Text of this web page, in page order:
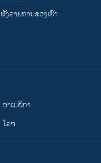
ຟັງລາຍການຂອງເຮົາ
ອາເມຣິກາ
ໂລກ